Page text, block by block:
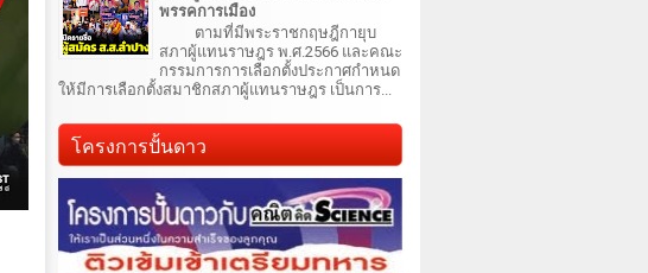
พรรคการเมือง
ตามที่มีพระราชกฤษฎีกายุบ
สภาผู้แทนราษฎร พ.ศ.2566 และคณะ
กรรมการการเลือกตั้งประกาศกำหนด
ให้มีการเลือกตั้งสมาชิกสภาผู้แทนราษฎร เป็นการ...
โครงการปั้นดาว